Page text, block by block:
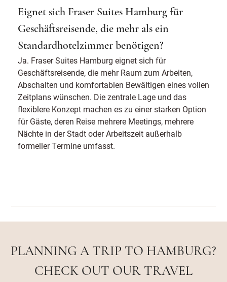
Eignet sich Fraser Suites Hamburg für
Geschäftsreisende, die mehr als ein
Standardhotelzimmer benötigen?
Ja. Fraser Suites Hamburg eignet sich für
Geschäftsreisende, die mehr Raum zum Arbeiten,
Abschalten und komfortablen Bewältigen eines vollen
Zeitplans wünschen. Die zentrale Lage und das
flexiblere Konzept machen es zu einer starken Option
für Gäste, deren Reise mehrere Meetings, mehrere
Nächte in der Stadt oder Arbeitszeit außerhalb
formeller Termine umfasst.
PLANNING A TRIP TO HAMBURG?
CHECK OUT OUR TRAVEL